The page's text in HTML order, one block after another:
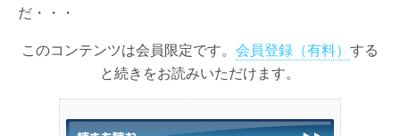
だ・・・
このコンテンツは会員限定です。 会員登録（有料） する
と続きをお読みいただけます。